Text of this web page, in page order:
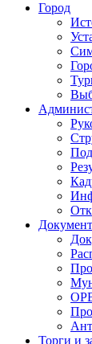
Город
Торги и